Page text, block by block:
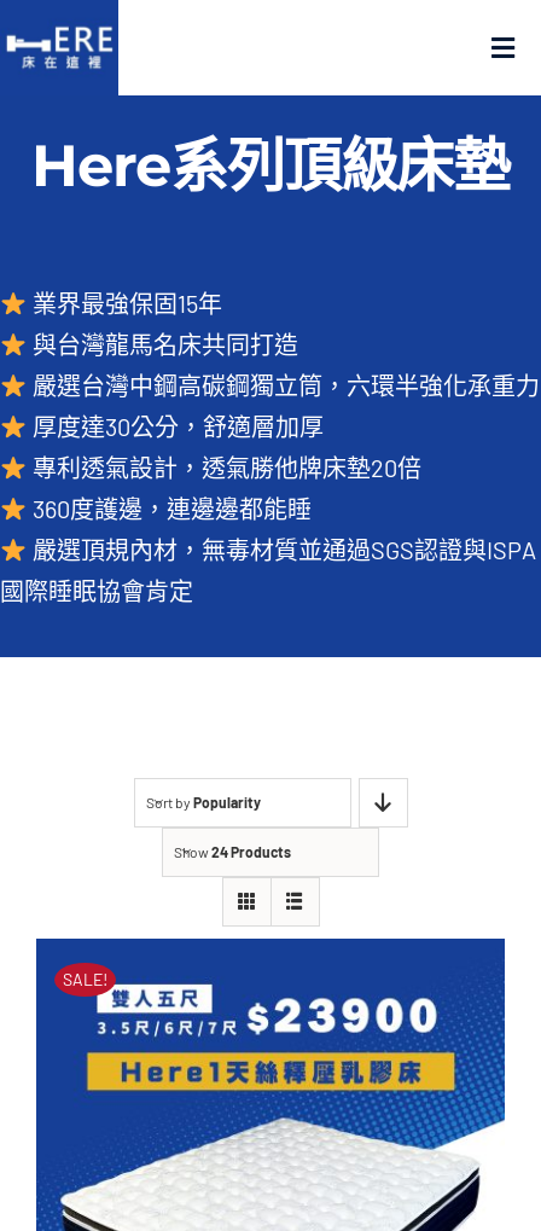
to
認識床在這裡
門市在這裡
名人推薦
好評推薦
品質嚴選
常見QA
Here系列頂級床墊
業界最強保固15年
與台灣龍馬名床共同打造
嚴選台灣中鋼高碳鋼獨立筒，六環半強化承重力
厚度達30公分，舒適層加厚
專利透氣設計，透氣勝他牌床墊20倍
360度護邊，連邊邊都能睡
嚴選頂規內材，無毒材質並通過SGS認證與ISPA
國際睡眠協會肯定
Sort by Popularity
Show24 Products
SALE!